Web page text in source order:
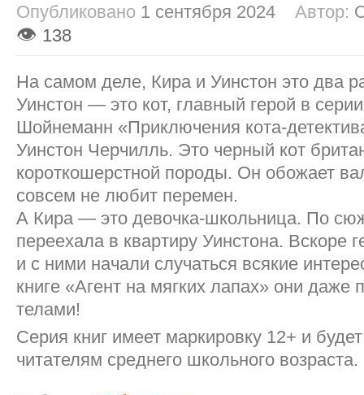
Опубликовано 1 сентября 2024 Автор:
👁 138
На самом деле, Кира и Уинстон это два
Уинстон — это кот, главный герой в
Шойнеманн «Приключения кота-
Уинстон Черчилль. Это черный кот
короткошерстной породы. Он обожает
совсем не любит перемен.
А Кира — это девочка-школьница. По
переехала в квартиру Уинстона. Вскоре
и с ними начали случаться всякие
книге «Агент на мягких лапах» они даже
телами!
Серия книг имеет маркировку 12+ и
читателям среднего школьного возраста.